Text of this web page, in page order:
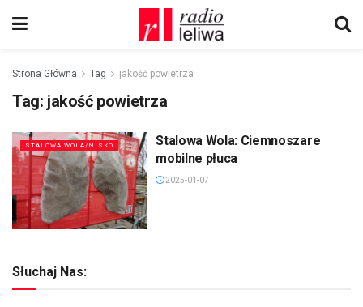
Strona Główna Tag jakość powietrza
Tag: jakość powietrza
STALOWA WOLA/NISKO
Stalowa Wola: Ciemnoszare
mobilne płuca
2025-01-07
Słuchaj Nas: